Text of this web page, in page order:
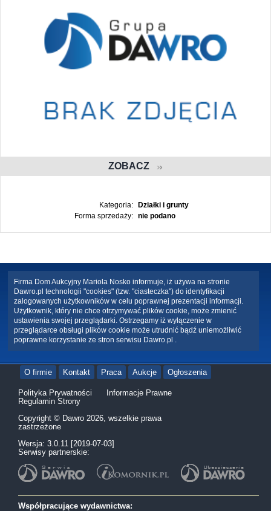
ZOBACZ
Kategoria:
Działki i grunty
Forma sprzedaży:
nie podano
Firma Dom Aukcyjny Mariola Nosko informuje, iż używa na stronie
Dawro.pl technologii "cookies" (tzw. "ciasteczka") do identyfikacji
zalogowanych użytkowników w celu poprawnej prezentacji informacji.
Użytkownik, który nie chce otrzymywać plików cookie, może zmienić
ustawienia swojej przeglądarki. Ostrzegamy iż wyłączenie w
przeglądarce obsługi plików cookie może utrudnić bądź uniemożliwić
poprawne korzystanie ze stron serwisu Dawro.pl .
O firmie Kontakt Praca Aukcje Ogłoszenia
Polityka Prywatności
Informacje Prawne
Regulamin Strony
Copyright © Dawro 2026, wszelkie prawa
zastrzeżone
Wersja: 3.0.11 [2019-07-03]
Serwisy partnerskie:
Współpracujące wydawnictwa: